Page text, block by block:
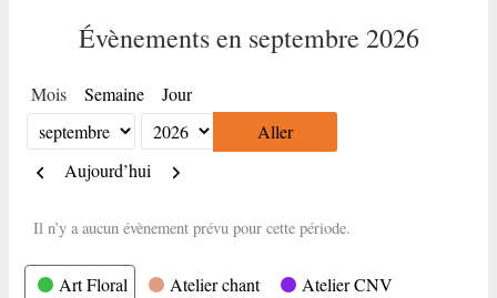
Évènements en septembre 2026
Mois Semaine Jour
Mois
Année
Précédent
Aujourd’hui Suivant
Il n’y a aucun évènement prévu pour cette période.
Catégories
Art Floral Atelier chant
Atelier CNV